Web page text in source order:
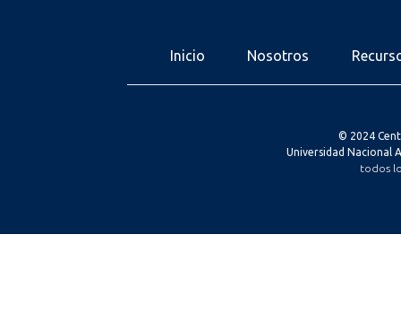
Inicio Nosotros
© 2024
Universidad Nacional
todos